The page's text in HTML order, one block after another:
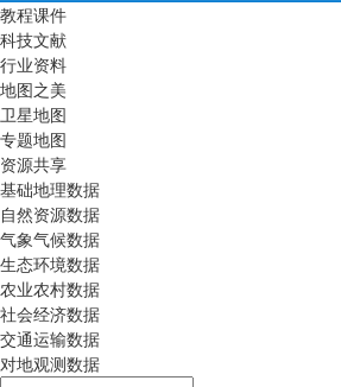
教程课件
科技文献
行业资料
地图之美
卫星地图
专题地图
资源共享
基础地理数据
自然资源数据
气象气候数据
生态环境数据
农业农村数据
社会经济数据
交通运输数据
对地观测数据